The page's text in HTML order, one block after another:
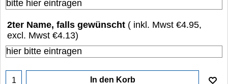
2ter Name, falls gewünscht ( inkl. Mwst €4.95,
excl. Mwst €4.13)
In den Korb